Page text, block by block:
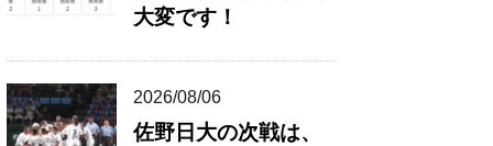
大変です！
2026/08/06
佐野日大の次戦は、